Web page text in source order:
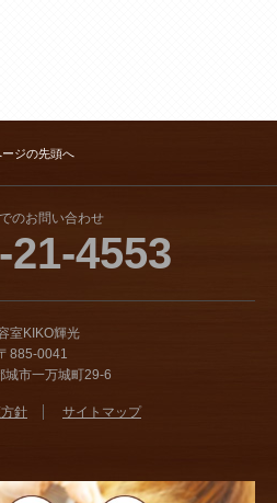
ージの先頭へ
のお問い合わせ
21-4553
室KIKO輝光
885-0041
城市一万城町29-6
針 サイトマップ